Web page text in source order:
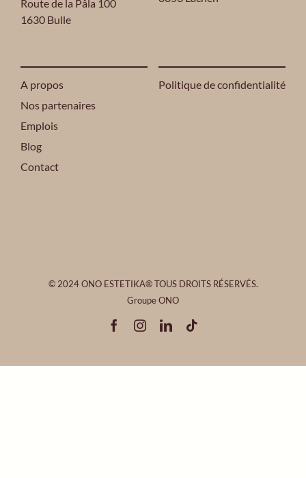
Route de la Pâla 100
1630 Bulle
A propos
Nos partenaires
Emplois
Blog
Contact
Politique de confidentialité
© 2024 ONO ESTETIKA® TOUS DROITS RÉSERVÉS.
Groupe ONO